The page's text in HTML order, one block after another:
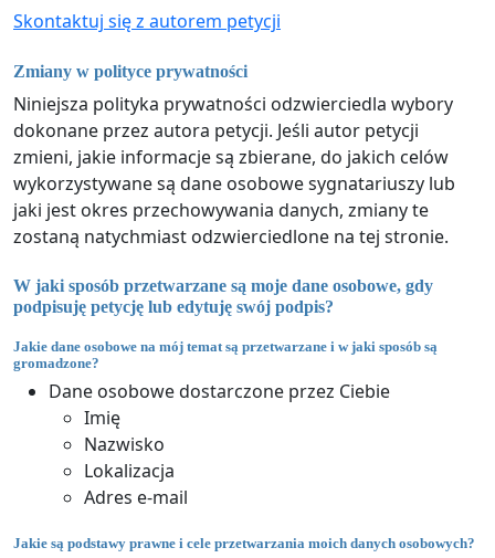
Skontaktuj się z autorem petycji
Zmiany w polityce prywatności
Niniejsza polityka prywatności odzwierciedla wybory
dokonane przez autora petycji. Jeśli autor petycji
zmieni, jakie informacje są zbierane, do jakich celów
wykorzystywane są dane osobowe sygnatariuszy lub
jaki jest okres przechowywania danych, zmiany te
zostaną natychmiast odzwierciedlone na tej stronie.
W jaki sposób przetwarzane są moje dane osobowe, gdy
podpisuję petycję lub edytuję swój podpis?
Jakie dane osobowe na mój temat są przetwarzane i w jaki sposób są
gromadzone?
Dane osobowe dostarczone przez Ciebie
Imię
Nazwisko
Lokalizacja
Adres e-mail
Jakie są podstawy prawne i cele przetwarzania moich danych osobowych?